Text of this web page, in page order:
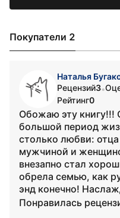
Покупатели 2
Наталья
Рецензий3•
Рейтинг0
Обожаю эту книгу!!!
большой период
столько любви:
мужчиной и
внезапно стал
обрела семью, как
энд конечно!
Понравилась